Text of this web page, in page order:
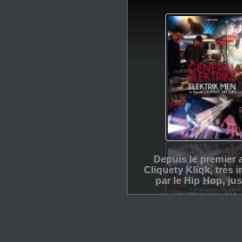
Depuis le premier
Cliquety Kliqk, très
par le Hip Hop,
dernier disque